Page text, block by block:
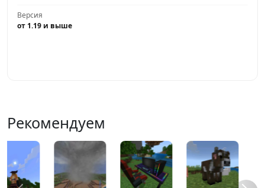
Версия
от 1.19 и выше
Рекомендуем